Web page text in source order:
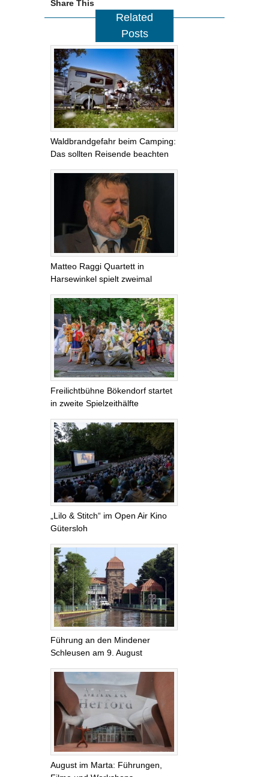
Share This
Related
Posts
Waldbrandgefahr beim Camping:
Das sollten Reisende beachten
Matteo Raggi Quartett in
Harsewinkel spielt zweimal
Freilichtbühne Bökendorf startet
in zweite Spielzeithälfte
„Lilo & Stitch“ im Open Air Kino
Gütersloh
Führung an den Mindener
Schleusen am 9. August
August im Marta: Führungen,